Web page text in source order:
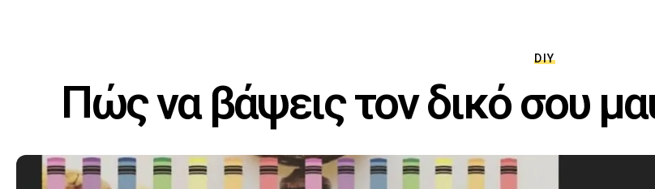
DIY
Πώς να βάψεις τον δικό σου